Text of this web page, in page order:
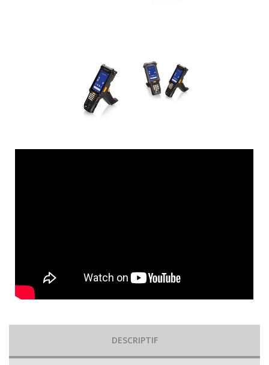
DESCRIPTIF